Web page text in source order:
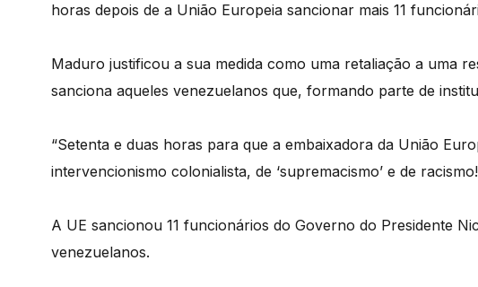
horas depois de a União Europeia sancionar mais 11
Maduro justificou a sua medida como uma retaliação a uma
sanciona aqueles venezuelanos que, formando parte de
“Setenta e duas horas para que a embaixadora da União
intervencionismo colonialista, de ‘supremacismo’ e de
A UE sancionou 11 funcionários do Governo do Presidente
venezuelanos.